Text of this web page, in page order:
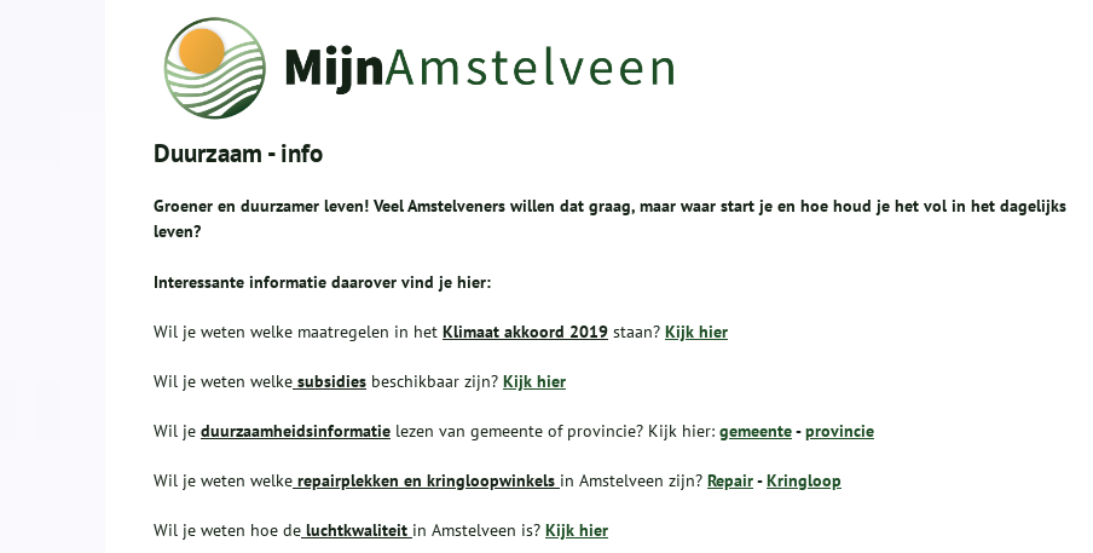
Duurzaam - info
Groener en duurzamer leven! Veel Amstelveners willen dat graag, maar waar start je en hoe houd je het vol in het dagelijks
leven?
Interessante informatie daarover vind je hier:
Wil je weten welke maatregelen in het Klimaat akkoord 2019 staan? Kijk hier
Wil je weten welke subsidies beschikbaar zijn? Kijk hier
Wil je duurzaamheidsinformatie lezen van gemeente of provincie? Kijk hier: gemeente-provincie
Wil je weten welke repairplekken en kringloopwinkels in Amstelveen zijn? Repair-Kringloop
Wil je weten hoe de luchtkwaliteit in Amstelveen is? Kijk hier